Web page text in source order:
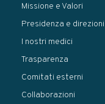
Missione e Valori
Presidenza e direzioni
I nostri medici
Trasparenza
Comitati esterni
Collaborazioni